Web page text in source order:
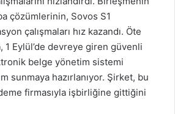
çözümlerinin, Sovos S1
çalışmaları hız kazandı. Öte
1 Eylül’de devreye giren güvenli
belge yönetim sistemi
sunmaya hazırlanıyor. Şirket, bu
firmasıyla işbirliğine gittiğini